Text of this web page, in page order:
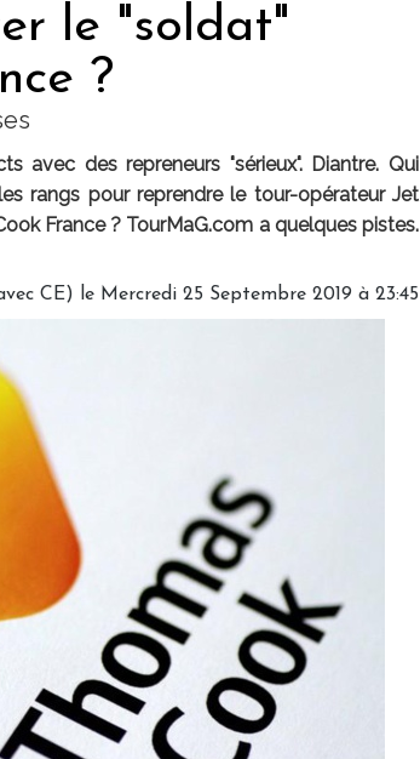
le "soldat"
?
avec des repreneurs "sérieux". Diantre. Qui
rangs pour reprendre le tour-opérateur Jet
France ? TourMaG.com a quelques pistes.
CE) le Mercredi 25 Septembre 2019 à 23:45